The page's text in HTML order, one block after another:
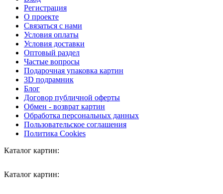
Регистрация
О проекте
Связаться с нами
Условия оплаты
Условия доставки
Оптовый раздел
Частые вопросы
Подарочная упаковка картин
3D подрамник
Блог
Договор публичной оферты
Обмен - возврат картин
Обработка персональных данных
Пользовательское соглашения
Политика Cookies
Каталог картин:
Каталог картин: